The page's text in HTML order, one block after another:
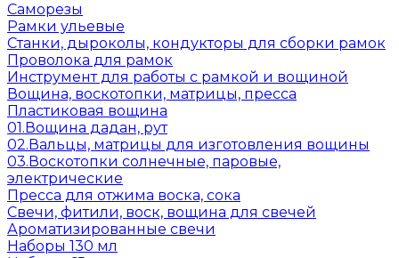
Саморезы
Рамки ульевые
Станки, дыроколы, кондукторы для сборки рамок
Проволока для рамок
Инструмент для работы с рамкой и вощиной
Вощина, воскотопки, матрицы, пресса
Пластиковая вощина
01.Вощина дадан, рут
02.Вальцы, матрицы для изготовления вощины
03.Воскотопки солнечные, паровые,
электрические
Пресса для отжима воска, сока
Свечи, фитили, воск, вощина для свечей
Ароматизированные свечи
Наборы 130 мл